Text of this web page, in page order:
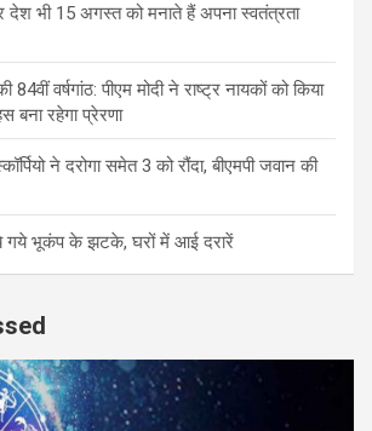
देश भी 15 अगस्त को मनाते हैं अपना स्वतंत्रता
वर्षगांठ: पीएम मोदी ने राष्ट्र नायकों को किया
बना रहेगा प्रेरणा
ने दरोगा समेत 3 को रौंदा, बीएमपी जवान की
गये भूकंप के झटके, घरों में आई दरारें